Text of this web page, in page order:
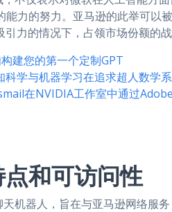
能力的努力。亚马逊的此举可以
力的情况下，占领市场份额的战
建您的第一个定制GPT
科学与机器学习在追求超人数学
在NVIDIA工作室中通过
和可访问性
机器人，旨在与亚马逊网络服